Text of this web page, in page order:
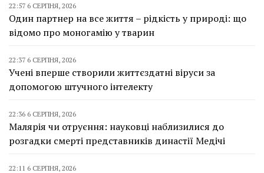
22:57 6 СЕРПНЯ, 2026
Один партнер на все життя – рідкість у природі: що
відомо про моногамію у тварин
22:37 6 СЕРПНЯ, 2026
Учені вперше створили життєздатні віруси за
допомогою штучного інтелекту
22:36 6 СЕРПНЯ, 2026
Малярія чи отруєння: науковці наблизилися до
розгадки смерті представників династії Медічі
22:11 6 СЕРПНЯ, 2026